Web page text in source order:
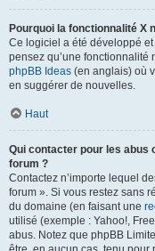
Pourquoi la fonctionnalité X
Ce logiciel a été développé
pensez qu’une fonctionnalité
phpBB Ideas (en anglais) où
en suggérer de nouvelles.
Haut
Qui contacter pour les abus
forum ?
Contactez n’importe lequel
forum ». Si vous restez sans
du domaine (en faisant une
utilisé (exemple : Yahoo!,
abus. Notez que phpBB